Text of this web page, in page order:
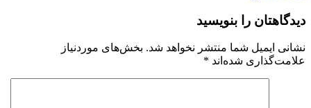
دیدگاهتان را بنویسید
نشانی ایمیل شما منتشر نخواهد شد. بخش‌های موردنیاز
علامت‌گذاری شده‌اند *